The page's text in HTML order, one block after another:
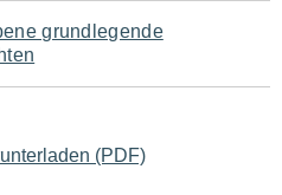
grundlegende
(PDF)